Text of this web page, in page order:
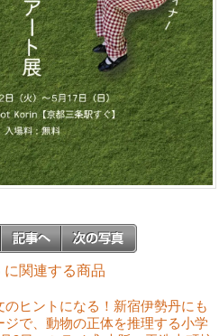
関連する商品
ヒントになる！新宿伊勢丹にも
で、動物の正体を推理する小学